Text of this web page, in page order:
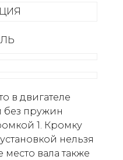
в двигателе
без пружин
1. Кромку
нельзя
место вала также